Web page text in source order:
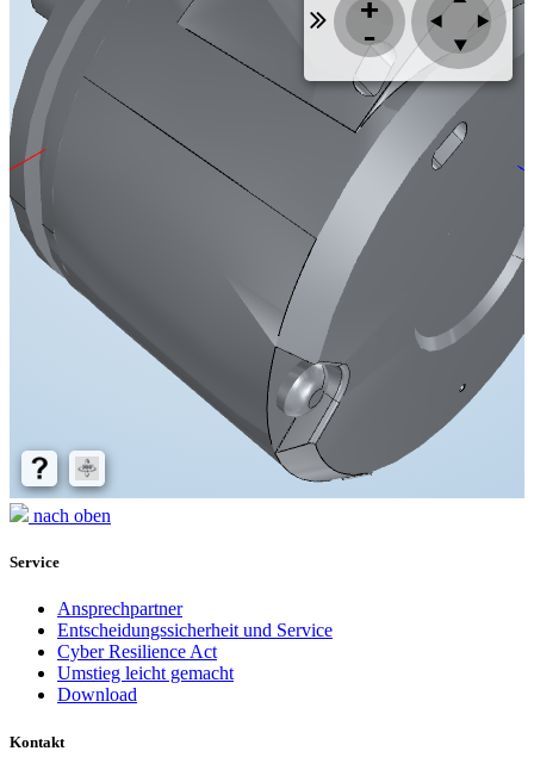
nach oben
Service
Ansprechpartner
Entscheidungssicherheit und Service
Cyber Resilience Act
Umstieg leicht gemacht
Download
Kontakt